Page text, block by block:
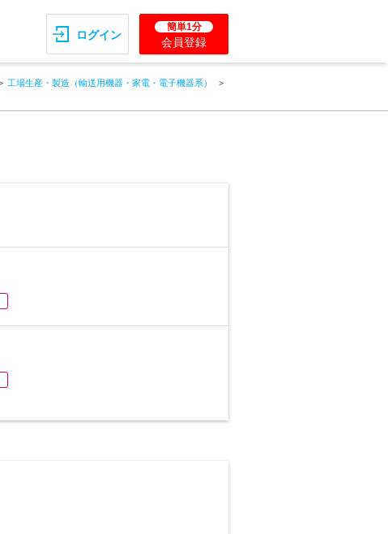
ログイン
簡単1分
会員登録
工場生産・製造（輸送用機器・家電・電子機器系）